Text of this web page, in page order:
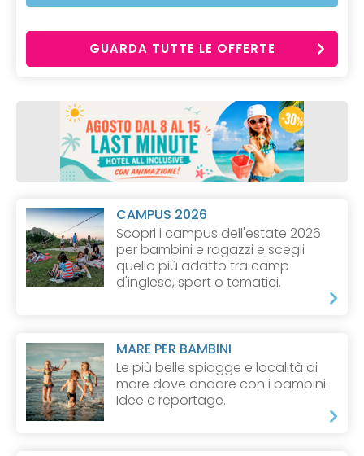
GUARDA TUTTE LE OFFERTE
CAMPUS 2026
Scopri i campus dell'estate 2026
per bambini e ragazzi e scegli
quello più adatto tra camp
d'inglese, sport o tematici.
MARE PER BAMBINI
Le più belle spiagge e località di
mare dove andare con i bambini.
Idee e reportage.